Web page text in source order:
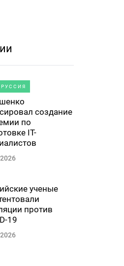
создание
по
IT-
ученые
против
19